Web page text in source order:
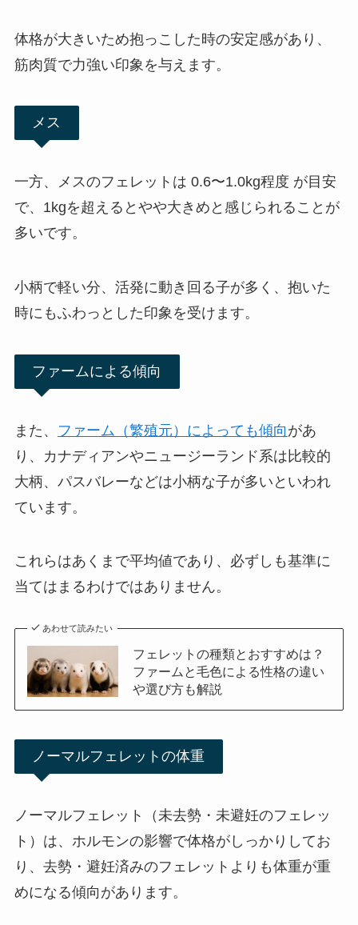
体格が大きいため抱っこした時の安定感があり、
筋肉質で力強い印象を与えます。
メス
一方、メスのフェレットは 0.6〜1.0kg程度 が目安
で、1kgを超えるとやや大きめと感じられることが
多いです。
小柄で軽い分、活発に動き回る子が多く、抱いた
時にもふわっとした印象を受けます。
ファームによる傾向
また、 ファーム（繁殖元）によっても傾向 があ
り、カナディアンやニュージーランド系は比較的
大柄、パスバレーなどは小柄な子が多いといわれ
ています。
これらはあくまで平均値であり、必ずしも基準に
当てはまるわけではありません。
あわせて読みたい
フェレットの種類とおすすめは？
ファームと毛色による性格の違い
や選び方も解説
ノーマルフェレットの体重
ノーマルフェレット（未去勢・未避妊のフェレッ
ト）は、ホルモンの影響で体格がしっかりしてお
り、去勢・避妊済みのフェレットよりも体重が重
めになる傾向があります。